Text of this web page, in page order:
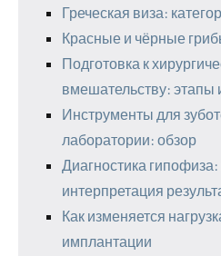
Греческая виза:
Красные и чёрные
Подготовка к
вмешательству: этапы
Инструменты для
лаборатории: обзор
Диагностика
интерпретация
Как изменяется
имплантации